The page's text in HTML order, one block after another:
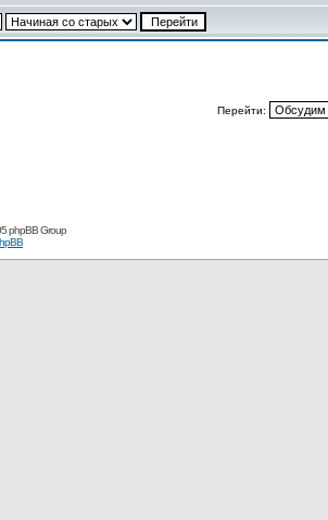
Перейти:
рhpВB Grouр